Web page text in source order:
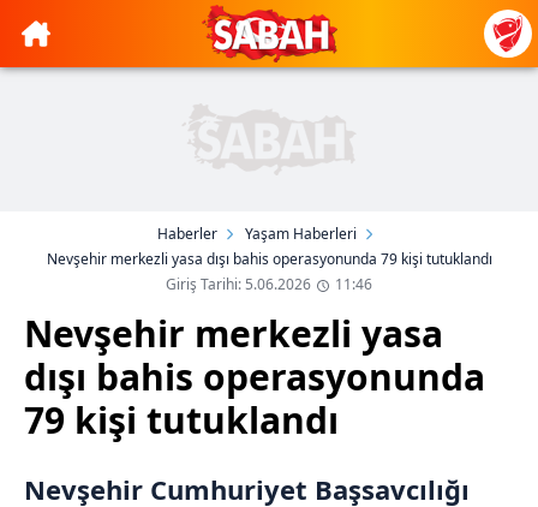
Haberler
Yaşam Haberleri
Nevşehir merkezli yasa dışı bahis operasyonunda 79 kişi tutuklandı
Giriş Tarihi: 5.06.2026
11:46
Nevşehir merkezli yasa
dışı bahis operasyonunda
79 kişi tutuklandı
Nevşehir Cumhuriyet Başsavcılığı